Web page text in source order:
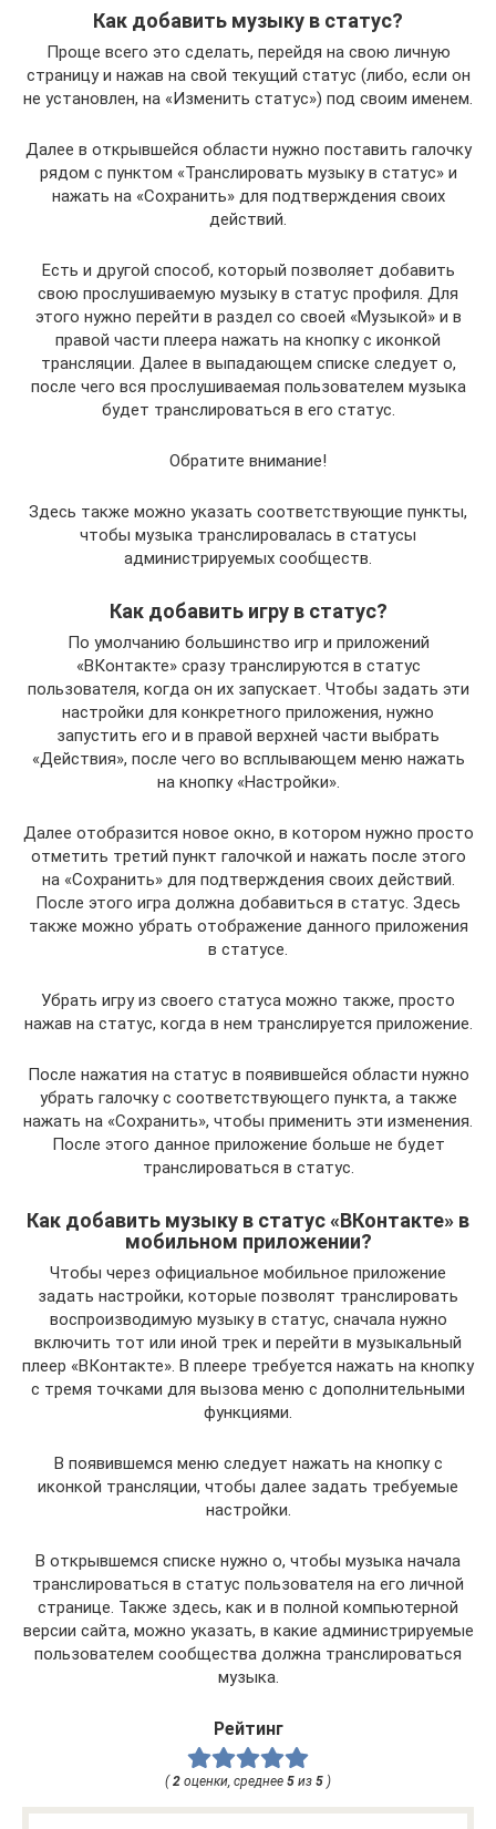
Как добавить музыку в статус?
Проще всего это сделать, перейдя на свою личную
страницу и нажав на свой текущий статус (либо, если он
не установлен, на «Изменить статус») под своим именем.
Далее в открывшейся области нужно поставить галочку
рядом с пунктом «Транслировать музыку в статус» и
нажать на «Сохранить» для подтверждения своих
действий.
Есть и другой способ, который позволяет добавить
свою прослушиваемую музыку в статус профиля. Для
этого нужно перейти в раздел со своей «Музыкой» и в
правой части плеера нажать на кнопку с иконкой
трансляции. Далее в выпадающем списке следует о,
после чего вся прослушиваемая пользователем музыка
будет транслироваться в его статус.
Обратите внимание!
Здесь также можно указать соответствующие пункты,
чтобы музыка транслировалась в статусы
администрируемых сообществ.
Как добавить игру в статус?
По умолчанию большинство игр и приложений
«ВКонтакте» сразу транслируются в статус
пользователя, когда он их запускает. Чтобы задать эти
настройки для конкретного приложения, нужно
запустить его и в правой верхней части выбрать
«Действия», после чего во всплывающем меню нажать
на кнопку «Настройки».
Далее отобразится новое окно, в котором нужно просто
отметить третий пункт галочкой и нажать после этого
на «Сохранить» для подтверждения своих действий.
После этого игра должна добавиться в статус. Здесь
также можно убрать отображение данного приложения
в статусе.
Убрать игру из своего статуса можно также, просто
нажав на статус, когда в нем транслируется приложение.
После нажатия на статус в появившейся области нужно
убрать галочку с соответствующего пункта, а также
нажать на «Сохранить», чтобы применить эти изменения.
После этого данное приложение больше не будет
транслироваться в статус.
Как добавить музыку в статус «ВКонтакте» в
мобильном приложении?
Чтобы через официальное мобильное приложение
задать настройки, которые позволят транслировать
воспроизводимую музыку в статус, сначала нужно
включить тот или иной трек и перейти в музыкальный
плеер «ВКонтакте». В плеере требуется нажать на кнопку
с тремя точками для вызова меню с дополнительными
функциями.
В появившемся меню следует нажать на кнопку с
иконкой трансляции, чтобы далее задать требуемые
настройки.
В открывшемся списке нужно о, чтобы музыка начала
транслироваться в статус пользователя на его личной
странице. Также здесь, как и в полной компьютерной
версии сайта, можно указать, в какие администрируемые
пользователем сообщества должна транслироваться
музыка.
Рейтинг
(2 оценки, среднее 5 из 5 )